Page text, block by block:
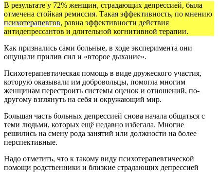
В результате у 72% женщин, страдающих депрессией, была
отмечена стойкая ремиссия. Такая эффективность, по мнению
психотерапевтов, равна эффективности действия
антидепрессантов и длительной когнитивной терапии.
Как признались сами больные, в ходе эксперимента они
ощущали прилив сил и «второе дыхание».
Психотерапевтическая помощь в виде дружеского участия,
которую оказывали им добровольцы, помогла многим
женщинам перестроить системы оценок и отношений, по-
другому взглянуть на себя и окружающий мир.
Большая часть больных депрессией снова начала общаться с
теми людьми, которых ещё недавно избегала. Многие
решились на смену рода занятий или должности на более
перспективные.
Надо отметить, что к такому виду психотерапевтической
помощи родственники и близкие страдающих депрессией